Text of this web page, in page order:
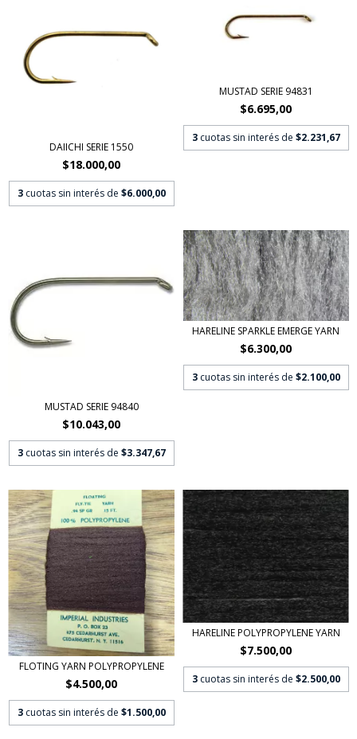
DAIICHI SERIE 1550
$18.000,00
3 cuotas sin interés de $6.000,00
MUSTAD SERIE 94831
$6.695,00
3 cuotas sin interés de $2.231,67
MUSTAD SERIE 94840
$10.043,00
3 cuotas sin interés de $3.347,67
HARELINE SPARKLE EMERGE YARN
$6.300,00
3 cuotas sin interés de $2.100,00
FLOTING YARN POLYPROPYLENE
$4.500,00
3 cuotas sin interés de $1.500,00
HARELINE POLYPROPYLENE YARN
$7.500,00
3 cuotas sin interés de $2.500,00